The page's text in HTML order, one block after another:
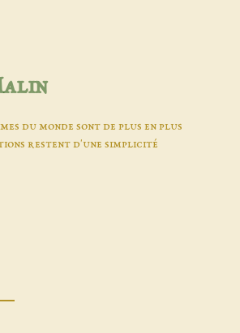
du monde sont de plus en plus
restent d'une simplicité